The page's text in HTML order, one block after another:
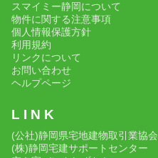
スマイミー静岡について
物件に関する注意事項
個人情報保護方針
利用規約
リンクについて
お問い合わせ
ヘルプページ
L I N K
(公社)静岡県宅地建物取引業協会
(株)静岡宅建サポートセンター